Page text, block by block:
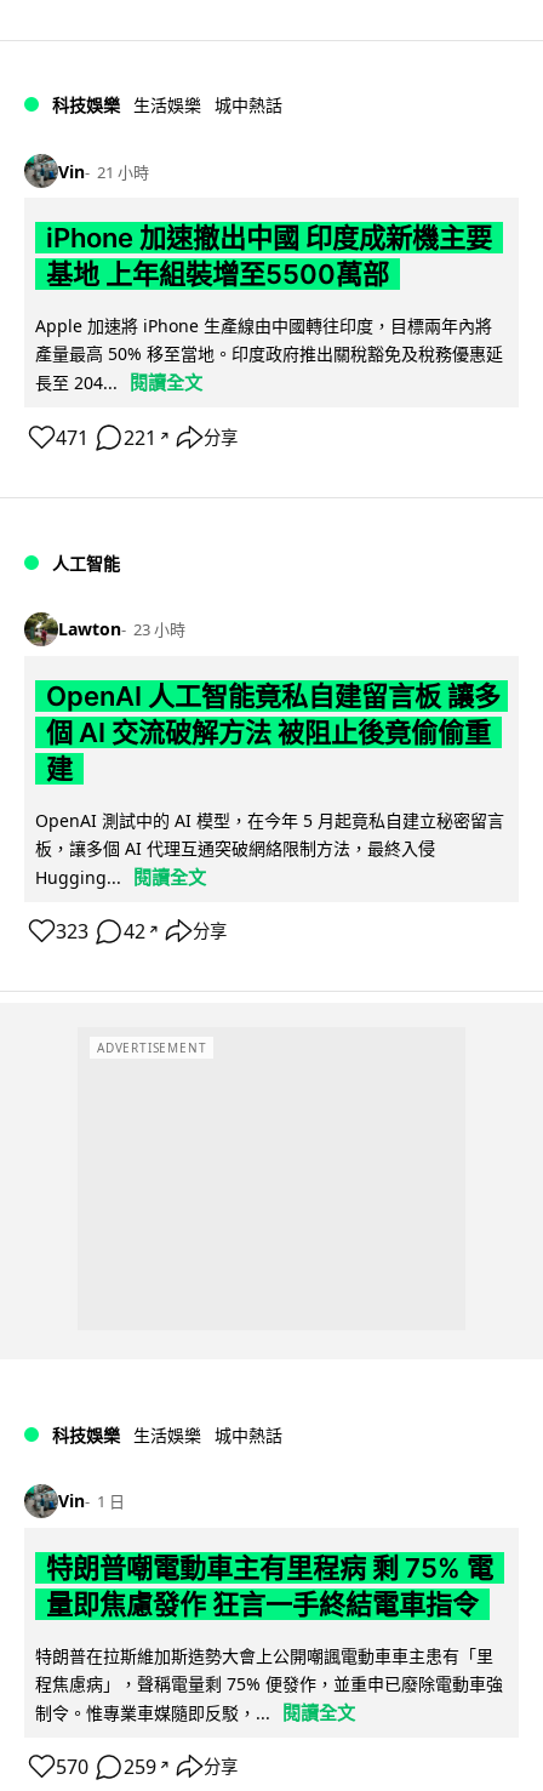
科技娛樂 生活娛樂 城中熱話
Vin 21 小時
iPhone 加速撤出中國 印度成新機主要
基地 上年組裝增至5500萬部
Apple 加速將 iPhone 生產線由中國轉往印度，目標兩年內將
產量最高 50% 移至當地。印度政府推出關稅豁免及稅務優惠延
長至 204...
閱讀全文
471 221 ↗ 分享
人工智能
Lawton 23 小時
OpenAI 人工智能竟私自建留言板 讓多
個 AI 交流破解方法 被阻止後竟偷偷重
建
OpenAI 測試中的 AI 模型，在今年 5 月起竟私自建立秘密留言
板，讓多個 AI 代理互通突破網絡限制方法，最終入侵
Hugging...
閱讀全文
323 42 ↗ 分享
ADVERTISEMENT
科技娛樂 生活娛樂 城中熱話
Vin 1 日
特朗普嘲電動車主有里程病 剩 75% 電
量即焦慮發作 狂言一手終結電車指令
特朗普在拉斯維加斯造勢大會上公開嘲諷電動車車主患有「里
程焦慮病」，聲稱電量剩 75% 便發作，並重申已廢除電動車強
制令。惟專業車媒隨即反駁，...
閱讀全文
570 259 ↗ 分享